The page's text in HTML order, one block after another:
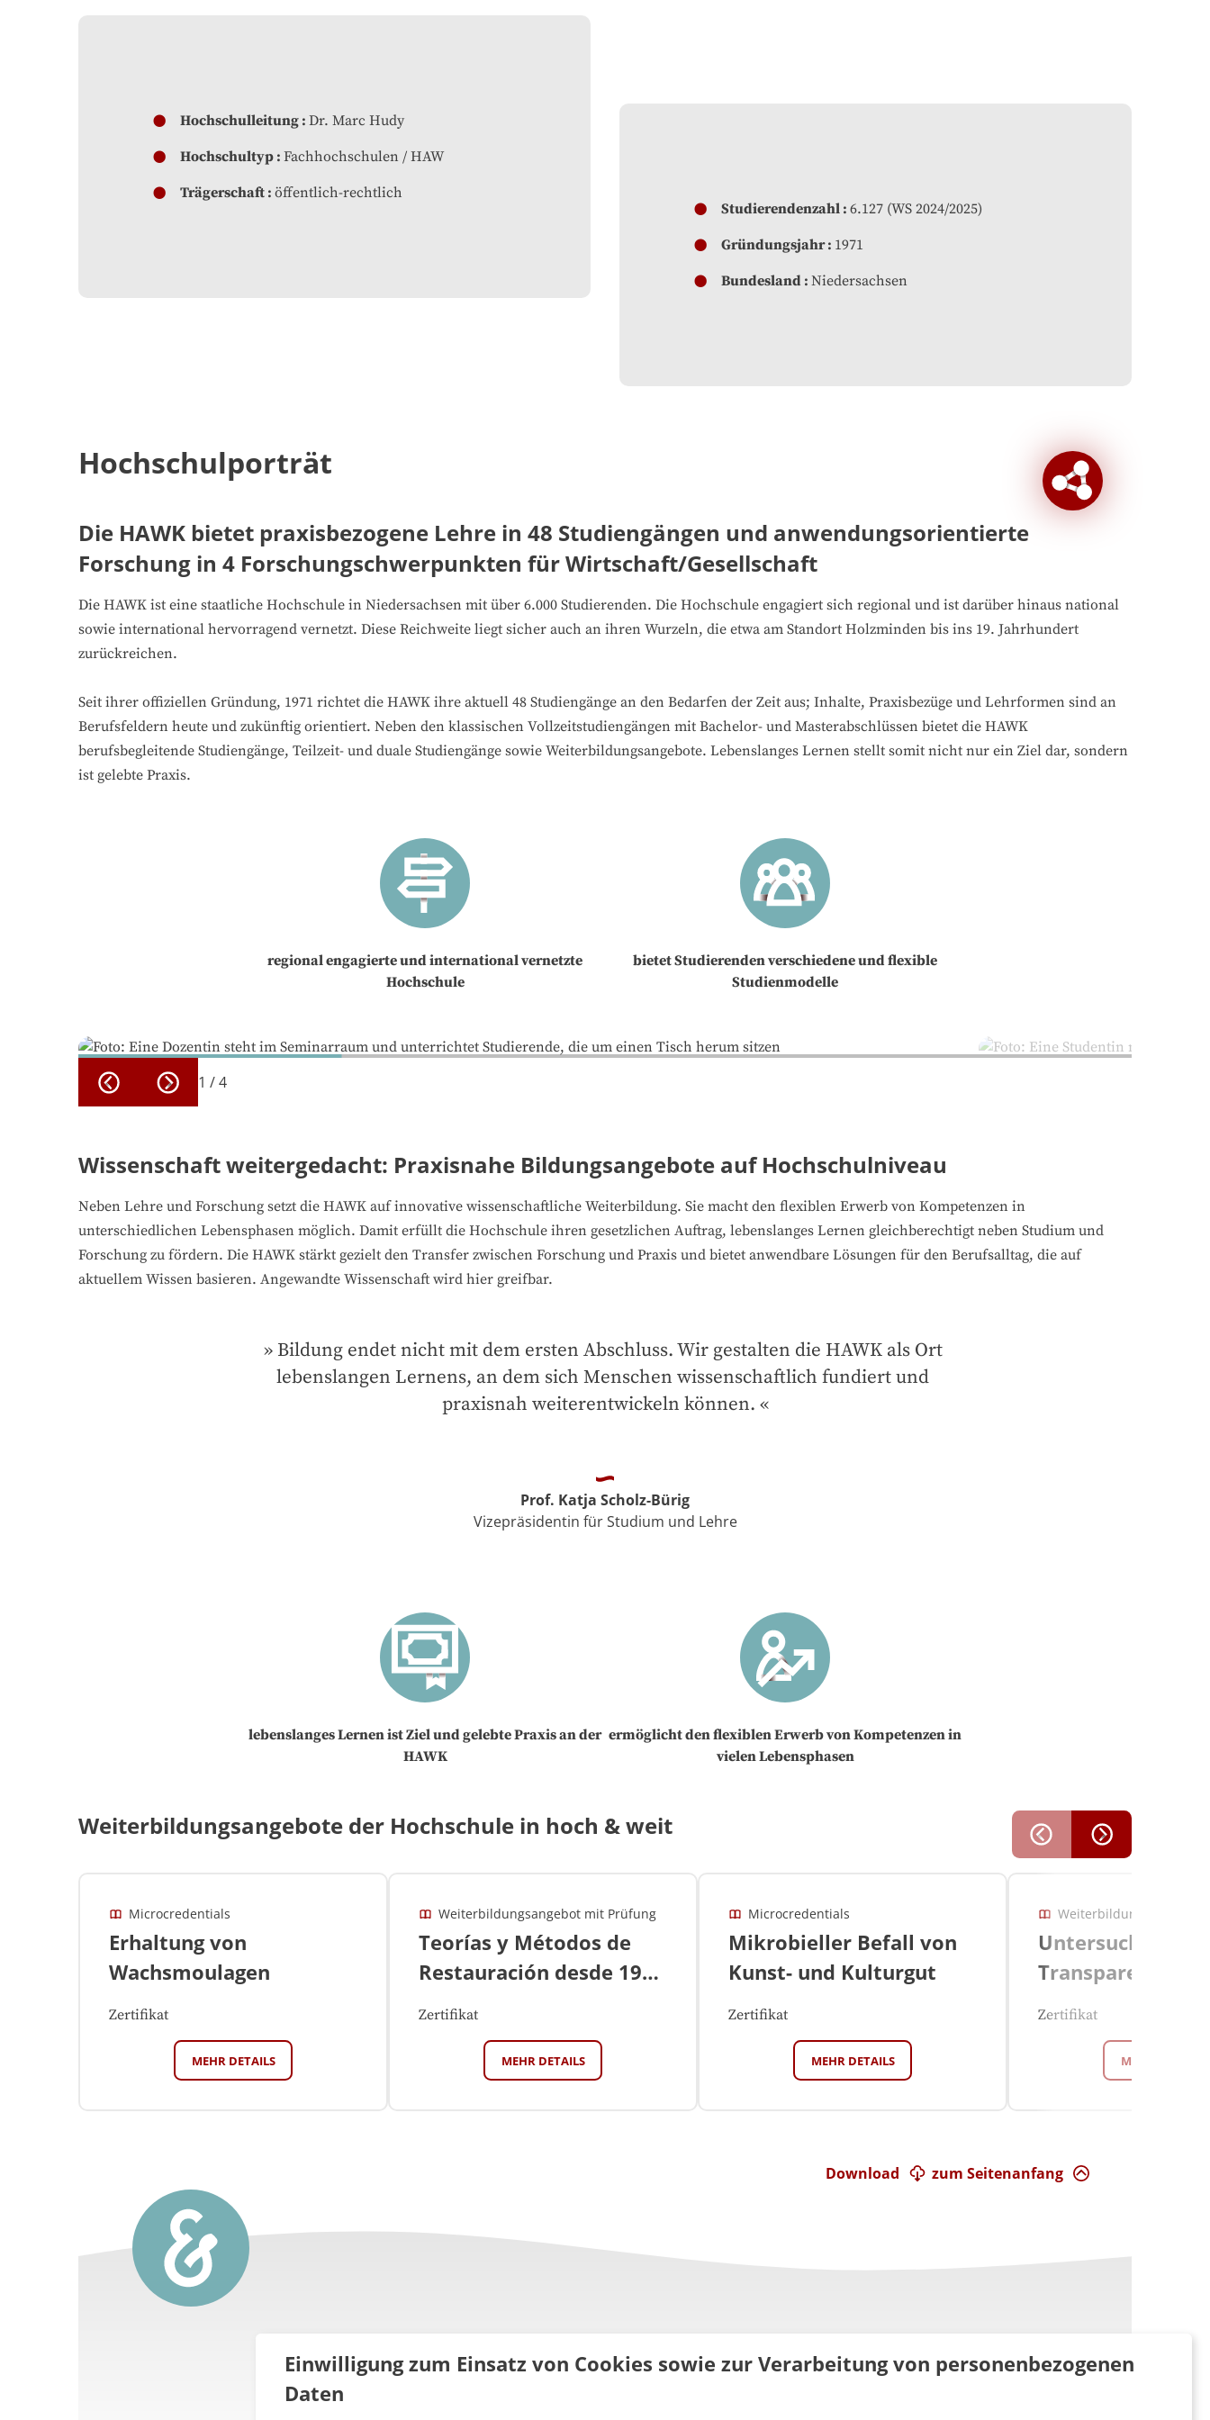
Hochschulleitung Dr. Marc Hudy
Hochschultyp Fachhochschulen / HAW
Trägerschaft öffentlich-rechtlich
Studierendenzahl 6.127 (WS 2024/2025)
Gründungsjahr 1971
Bundesland Niedersachsen
Hochschulporträt
Die HAWK bietet praxisbezogene Lehre in 48 Studiengängen und anwendungsorientierte
Forschung in 4 Forschungschwerpunkten für Wirtschaft/Gesellschaft
Die HAWK ist eine staatliche Hochschule in Niedersachsen mit über 6.000 Studierenden. Die Hochschule engagiert sich regional und ist darüber hinaus national
sowie international hervorragend vernetzt. Diese Reichweite liegt sicher auch an ihren Wurzeln, die etwa am Standort Holzminden bis ins 19. Jahrhundert
zurückreichen.
Seit ihrer offiziellen Gründung, 1971 richtet die HAWK ihre aktuell 48 Studiengänge an den Bedarfen der Zeit aus; Inhalte, Praxisbezüge und Lehrformen sind an
Berufsfeldern heute und zukünftig orientiert. Neben den klassischen Vollzeitstudiengängen mit Bachelor- und Masterabschlüssen bietet die HAWK
berufsbegleitende Studiengänge, Teilzeit- und duale Studiengänge sowie Weiterbildungsangebote. Lebenslanges Lernen stellt somit nicht nur ein Ziel dar, sondern
ist gelebte Praxis.
regional engagierte und international vernetzte
Hochschule
bietet Studierenden verschiedene und flexible
Studienmodelle
1 /4
Wissenschaft weitergedacht: Praxisnahe Bildungsangebote auf Hochschulniveau
Neben Lehre und Forschung setzt die HAWK auf innovative wissenschaftliche Weiterbildung. Sie macht den flexiblen Erwerb von Kompetenzen in
unterschiedlichen Lebensphasen möglich. Damit erfüllt die Hochschule ihren gesetzlichen Auftrag, lebenslanges Lernen gleichberechtigt neben Studium und
Forschung zu fördern. Die HAWK stärkt gezielt den Transfer zwischen Forschung und Praxis und bietet anwendbare Lösungen für den Berufsalltag, die auf
aktuellem Wissen basieren. Angewandte Wissenschaft wird hier greifbar.
Bildung endet nicht mit dem ersten Abschluss. Wir gestalten die HAWK als Ort
lebenslangen Lernens, an dem sich Menschen wissenschaftlich fundiert und
praxisnah weiterentwickeln können.
Prof. Katja Scholz-Bürig
Vizepräsidentin für Studium und Lehre
lebenslanges Lernen ist Ziel und gelebte Praxis an der
HAWK
ermöglicht den flexiblen Erwerb von Kompetenzen in
vielen Lebensphasen
Weiterbildungsangebote der Hochschule in hoch & weit
Microcredentials
Erhaltung von
Wachsmoulagen
Zertifikat
MEHR DETAILS
Weiterbildungsangebot mit Prüfung
Teorías y Métodos de
Restauración desde 1945
hasta la actualidad
Zertifikat
MEHR DETAILS
Microcredentials
Mikrobieller Befall von
Kunst- und Kulturgut
Zertifikat
MEHR DETAILS
Weiterbildungsangebot
Untersuchung
Transparenten
Überzügen auf
Zertifikat
MEHR DETAILS
zum Seitenanfang
Download
Einwilligung zum Einsatz von Cookies sowie zur Verarbeitung von personenbezogenen
Daten